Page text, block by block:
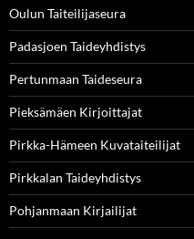
Oulun Taiteilijaseura
Padasjoen Taideyhdistys
Pertunmaan Taideseura
Pieksämäen Kirjoittajat
Pirkka-Hämeen Kuvataiteilijat
Pirkkalan Taideyhdistys
Pohjanmaan Kirjailijat